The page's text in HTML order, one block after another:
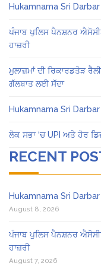
Hukamnama Sri
ਪੰਜਾਬ ਪੁਲਿਸ ਪੈਨਸ਼ਨਰ
ਹਾਜ਼ਰੀ
ਮੁਲਾਜ਼ਮਾਂ ਦੀ ਰਿਕਾਰਡਤੋੜ
ਗੱਲਬਾਤ ਲਈ ਸੱਦਾ
Hukamnama Sri
ਲੋਕ ਸਭਾ ‘ਚ UPI ਅਤੇ ਹੋਰ
RECENT
Hukamnama Sri
August 8, 2026
ਪੰਜਾਬ ਪੁਲਿਸ ਪੈਨਸ਼ਨਰ
ਹਾਜ਼ਰੀ
August 7, 2026